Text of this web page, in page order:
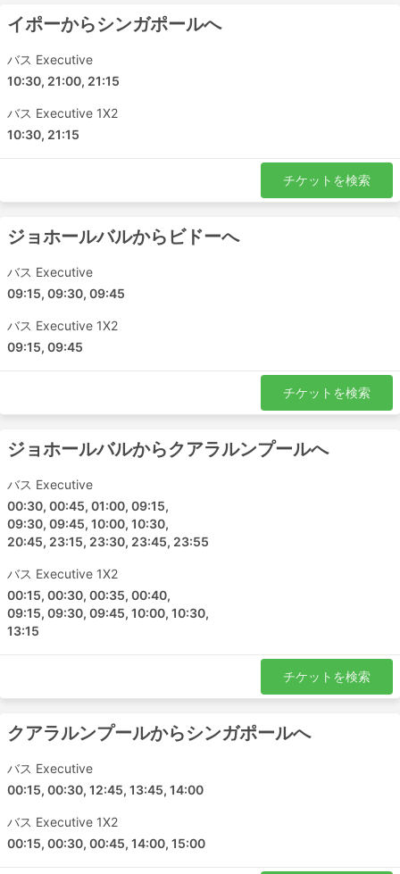
イポーからシンガポールへ
バス Executive
10:30, 21:00, 21:15
バス Executive 1X2
10:30, 21:15
チケットを検索
ジョホールバルからビドーへ
バス Executive
09:15, 09:30, 09:45
バス Executive 1X2
09:15, 09:45
チケットを検索
ジョホールバルからクアラルンプールへ
バス Executive
00:30, 00:45, 01:00, 09:15,
09:30, 09:45, 10:00, 10:30,
20:45, 23:15, 23:30, 23:45, 23:55
バス Executive 1X2
00:15, 00:30, 00:35, 00:40,
09:15, 09:30, 09:45, 10:00, 10:30,
13:15
チケットを検索
クアラルンプールからシンガポールへ
バス Executive
00:15, 00:30, 12:45, 13:45, 14:00
バス Executive 1X2
00:15, 00:30, 00:45, 14:00, 15:00